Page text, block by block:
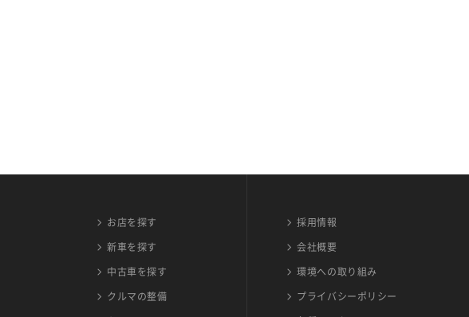
お店を探す
新車を探す
中古車を探す
クルマの整備
採用情報
会社概要
環境への取り組み
プライバシーポリシー